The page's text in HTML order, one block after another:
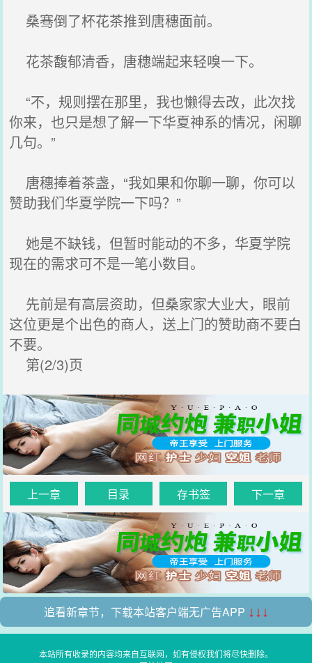
桑骞倒了杯花茶推到唐穗面前。
花茶馥郁清香，唐穗端起来轻嗅一下。
“不，规则摆在那里，我也懒得去改，此次找
你来，也只是想了解一下华夏神系的情况，闲聊
几句。”
唐穗捧着茶盏，“我如果和你聊一聊，你可以
赞助我们华夏学院一下吗？”
她是不缺钱，但暂时能动的不多，华夏学院
现在的需求可不是一笔小数目。
先前是有高层资助，但桑家家大业大，眼前
这位更是个出色的商人，送上门的赞助商不要白
不要。
第(2/3)页
上一章 目录 存书签 下一章
追看新章节，下载本站客户端无广告APP ↓↓↓
本站所有收录的内容均来自互联网，如有侵权我们将尽快删除。